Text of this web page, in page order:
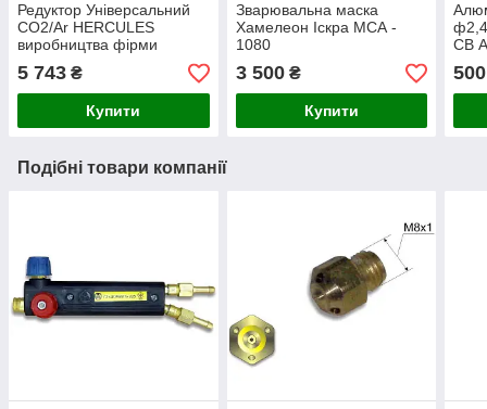
Редуктор Універсальний
CO2/Ar HERCULES
виробництва фірми
CKLEIN, Німеччина
5 743 ₴
Купити
Зварювальна маска
Хамелеон Іскра МСА -
1080
3 500₴
Купити
ф2,4
CB
500
Подібні товари компанії